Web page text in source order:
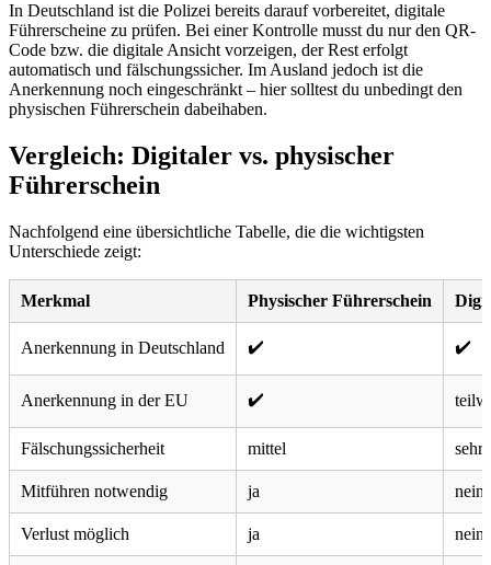
In Deutschland ist die Polizei bereits darauf vorbereitet, digitale
Führerscheine zu prüfen. Bei einer Kontrolle musst du nur den QR-
Code bzw. die digitale Ansicht vorzeigen, der Rest erfolgt
automatisch und fälschungssicher. Im Ausland jedoch ist die
Anerkennung noch eingeschränkt – hier solltest du unbedingt den
physischen Führerschein dabeihaben.
Vergleich: Digitaler vs. physischer
Führerschein
Nachfolgend eine übersichtliche Tabelle, die die wichtigsten
Unterschiede zeigt:
Merkmal Physischer Führerschein
Anerkennung in Deutschland ✔️ ✔️
Anerkennung in der EU ✔️
Fälschungssicherheit mittel sehr
Mitführen notwendig ja nein
Verlust möglich ja nein